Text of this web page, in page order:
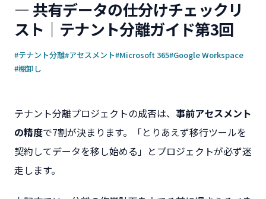
― 共有データの仕分けチェックリ
スト｜テナント分離ガイド第3回
#テナント分離#アセスメント#Microsoft 365#Google Workspace
#棚卸し
テナント分離プロジェクトの成否は、 事前アセスメント
の精度で7割が決まります。「とりあえず移行ツールを
契約してデータを移し始める」とプロジェクトが必ず迷
走します。